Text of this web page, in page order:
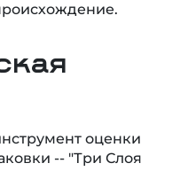
оценки
-- "Три Слоя